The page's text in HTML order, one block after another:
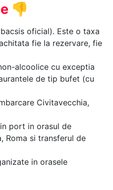
👎
oficial). Este o taxa
fie la rezervare, fie
alcoolice cu exceptia
de tip bufet (cu
Civitavecchia,
port in orasul de
Roma si transferul de
in orasele